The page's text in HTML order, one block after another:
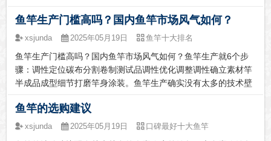
还是送礼。如果是自用，选择门槛就比较低了，百元以下，千元
以上，范围比较大。如果是送礼，考虑到人情面子，社交属性
黑坑。不同的场景决定了所选用鱼竿的长度尺寸的差异。黑坑一
般限制鱼竿长度，适合选择4.5米及以下尺寸，而...
鱼竿生产门槛高吗？国内鱼竿市场风气如何？
xsjunda 2025年05月19日 鱼竿十大排名
鱼竿生产门槛高吗？国内鱼竿市场风气如何？鱼竿生产就6个步
骤：调性定位碳布分割卷制测试品调性优化调整调性确立素材竿
半成品成型细节打磨竿身涂装。鱼竿生产确实没有太多的技术壁
竿调性的优化设计，调性设计本身就是一个需要长时间打磨的关
键点，其最终的效果呈现也决定一支鱼竿的优劣。我们有些国产
鱼竿的选购建议
xsjunda 2025年05月19日 口碑最好十大鱼竿